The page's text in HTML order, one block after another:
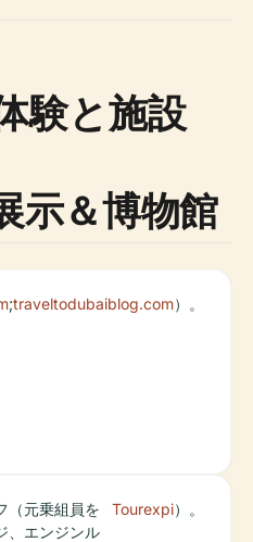
験と施設
示＆博物館
;traveltodubaiblog.com）。
（元乗組員を
、エンジンル
Tourexpi）。